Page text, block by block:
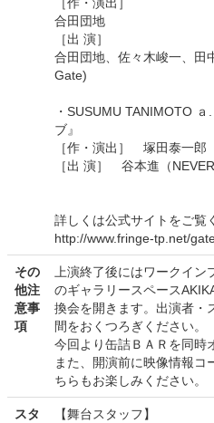
合田団地
［出 演］
合田団地、佐々木峻一、田
Gate)
・SUSUMU TANIMOTO
ブ』
［作・演出］ 塚田泰一郎
［出 演］ 谷本進（NEVER
詳しくは公式サイトをご覧
http://www.fringe-tp.net/
その
他注
意事
項
上演終了後にはワークイ
のギャラリースペース
換会を開きます。出演者・
間をおくつろぎください。
今回より缶詰ＢＡＲを同時
また、開演前に映像情報コ
ちらもお楽しみください。
スタ
【舞台スタッフ】